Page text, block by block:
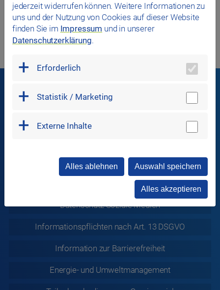
Sitemap
DatenschutzSoziale Medien
Informationspflichten nach Art. 13 DSGVO
Information zur Barrierefreiheit
Energie- und Umweltmanagement
jederzeit widerrufen können. Weitere Informationen zu
uns und der Nutzung von Cookies auf dieser Website
finden Sie im Impressum und in unserer
Datenschutzerklärung.
Erforderlich
Statistik / Marketing
Externe Inhalte
Alles ablehnen Auswahl speichern
Alles akzeptieren